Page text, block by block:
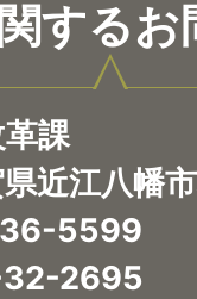
するお
課
近江八幡
36-5599
32-2695